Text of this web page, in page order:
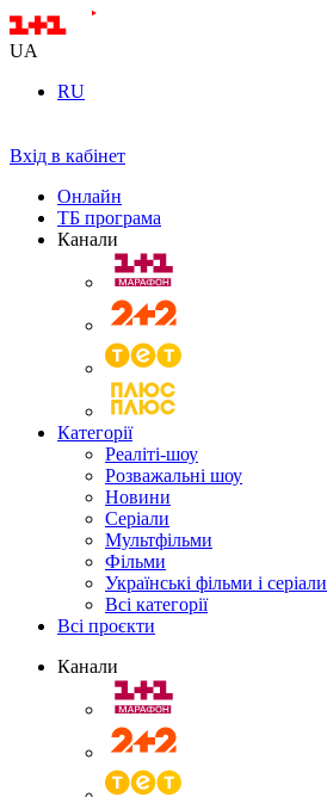
UA
RU
Вхід в кабінет
Онлайн
ТБ програма
Канали
Категорії
Реаліті-шоу
Розважальні шоу
Новини
Серіали
Мультфільми
Фільми
Українські фільми і серіали
Всі категорії
Всі проєкти
Канали